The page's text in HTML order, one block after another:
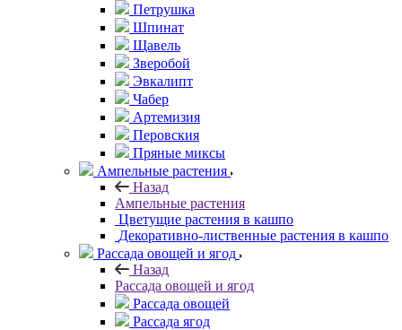
Петрушка
Шпинат
Щавель
Зверобой
Эвкалипт
Чабер
Артемизия
Перовския
Пряные миксы
Ампельные растения
Назад
Ампельные растения
Цветущие растения в кашпо
Декоративно-лиственные растения в кашпо
Рассада овощей и ягод
Назад
Рассада овощей и ягод
Рассада овощей
Рассада ягод